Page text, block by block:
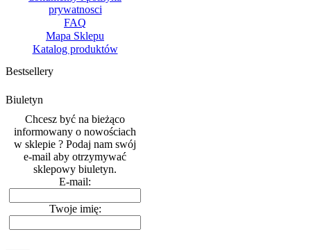
prywatnosci
FAQ
Mapa Sklepu
Katalog produktów
Bestsellery
Biuletyn
Chcesz być na bieżąco
informowany o nowościach
w sklepie ? Podaj nam swój
e-mail aby otrzymywać
sklepowy biuletyn.
E-mail:
Twoje imię: